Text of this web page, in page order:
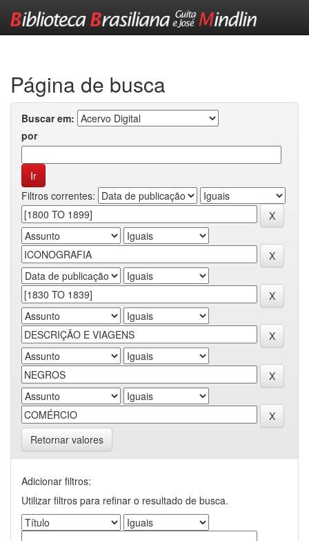
Página de busca
Buscar em:
por
Filtros correntes:
Retornar valores
Adicionar filtros:
Utilizar filtros para refinar o resultado de busca.